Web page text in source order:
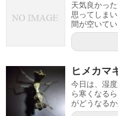
天気良かっ
思ってしま
間が空いて
ヒメカマ
今日は、湿
ら寒くなる
がどうなる